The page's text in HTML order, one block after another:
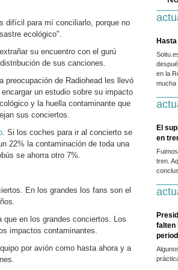
difícil para mí conciliarlo, porque no
ecológico".
su encuentro con el gurú
de sus canciones.
preocupación de Radiohead les llevó
encargar un estudio sobre su impacto
y la huella contaminante que
sus conciertos.
. Si los coches para ir al concierto se
22% la contaminación de toda una
se ahorra otro 7%.
En los grandes los fans son el
en los grandes conciertos. Los
impactos contaminantes.
por avión como hasta ahora y a
en la
mucha
El
en
tren.
falten